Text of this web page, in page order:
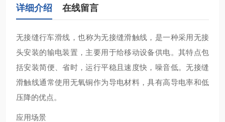
详细介绍 在线留言
无接缝行车滑线‌，也称为无接缝滑触线，是一种采用无接
头安装的输电装置，主要用于给移动设备供电。其特点包
括安装简便、省时，运行平稳且速度快，噪音低。无接缝
滑触线通常使用无氧铜作为导电材料，具有高导电率和低
压降的优点‌。
应用场景